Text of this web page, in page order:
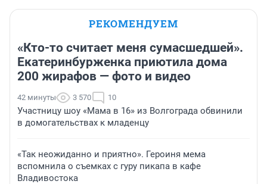
РЕКОМЕНДУЕМ
«Кто-то считает меня сумасшедшей».
Екатеринбурженка приютила дома
200 жирафов — фото и видео
42 минуты 3 570 10
Участницу шоу «Мама в 16» из Волгограда обвинили
в домогательствах к младенцу
«Так неожиданно и приятно». Героиня мема
вспомнила о съемках с гуру пикапа в кафе
Владивостока